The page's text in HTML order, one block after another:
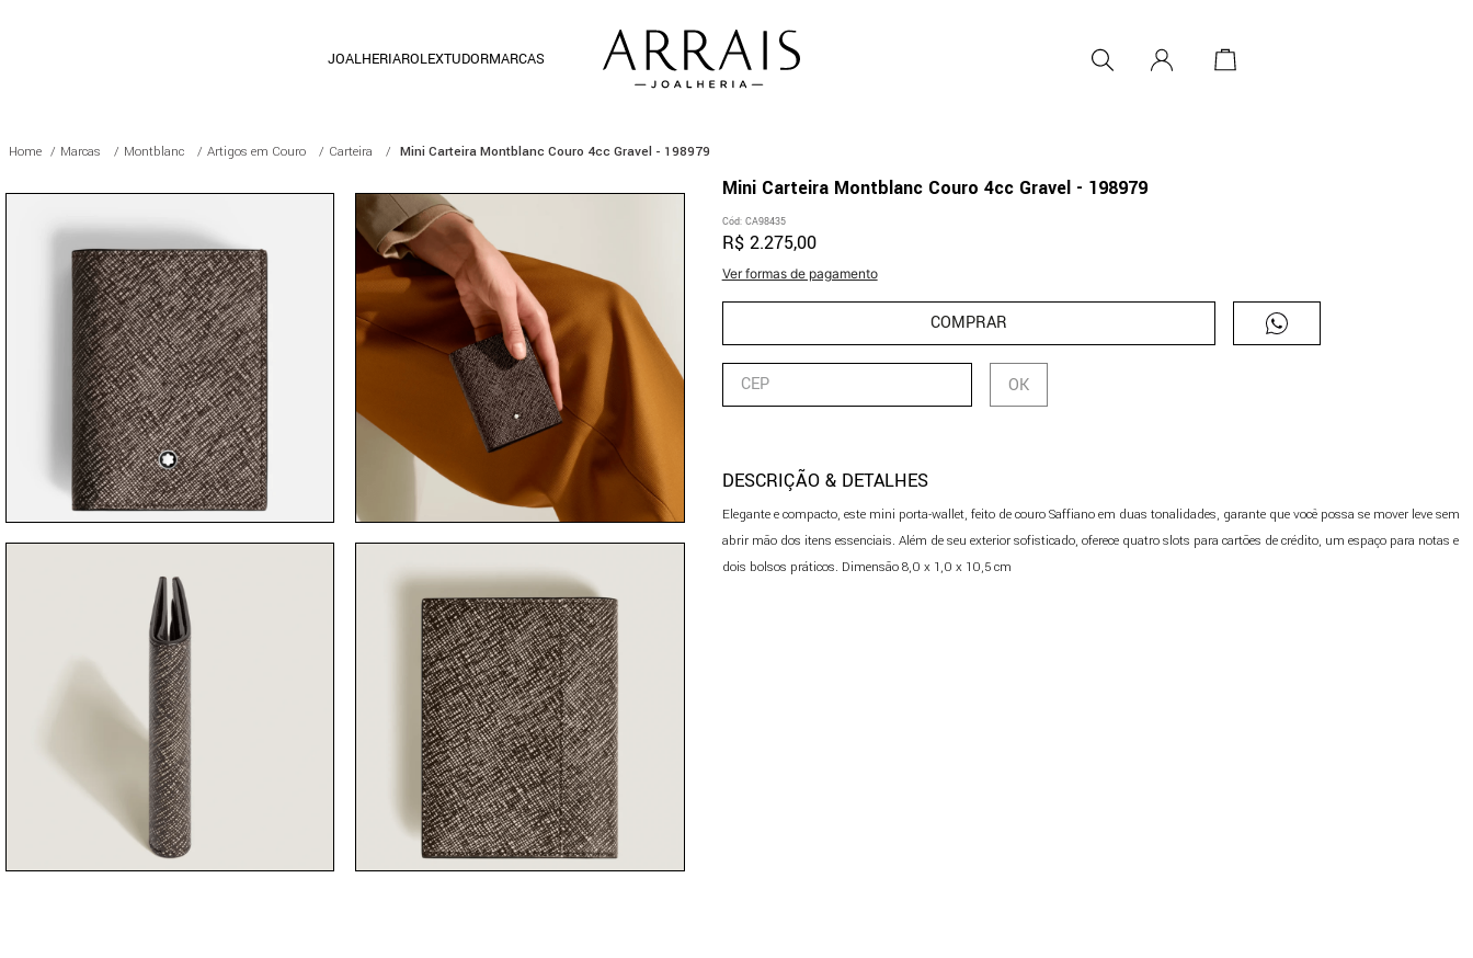
JOALHERIAROLEXTUDORMARCAS
Marcas Montblanc Artigos em Couro Carteira Mini Carteira Montblanc Couro 4cc Gravel - 198979
Mini Carteira Montblanc Couro 4cc Gravel - 198979
Cód: CA98435
R$ 2.275,00
Ver formas de pagamento
COMPRAR
DESCRIÇÃO & DETALHES
Elegante e compacto, este mini porta-wallet, feito de couro Saffiano em duas tonalidades, garante que você possa se mover leve sem
abrir mão dos itens essenciais. Além de seu exterior sofisticado, oferece quatro slots para cartões de crédito, um espaço para notas e
dois bolsos práticos. Dimensão 8,0 x 1,0 x 10,5 cm